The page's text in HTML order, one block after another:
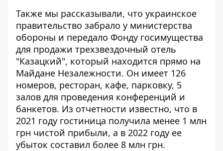
Также мы рассказывали, что украинское
правительство забрало у министерства
обороны и передало Фонду госимущества
для продажи трехзвездочный отель
"Казацкий", который находится прямо на
Майдане Незалежности. Он имеет 126
номеров, ресторан, кафе, парковку, 5
залов для проведения конференций и
банкетов. Из отчетности известно, что в
2021 году гостиница получила менее 1 млн
грн чистой прибыли, а в 2022 году ее
убыток составил более 8 млн грн.